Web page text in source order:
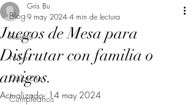
Blog
Fiestas
Niños
Calorcito
Cumpleaños
Juegos de Mesa para
Disfrutar con familia o
amigos.
Gris Bu
9 may 2024 4 min de lectura
Actualizado: 14 may 2024